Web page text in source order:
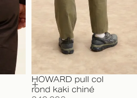
HOWARD pull col
rond kaki chiné